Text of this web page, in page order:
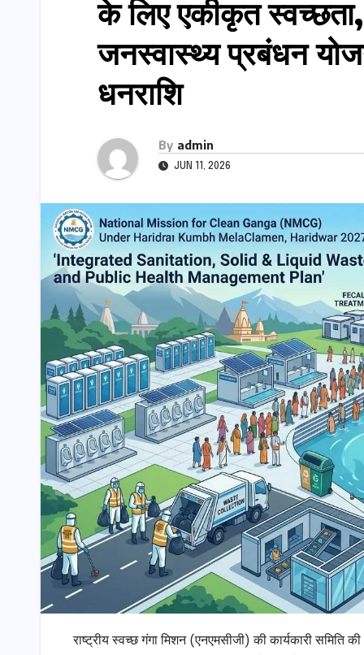
के लिए एकीकृत
जनस्वास्थ्य प्रबंधन
धनराशि
By admin
JUN 11, 2026
राष्ट्रीय स्वच्छ गंगा मिशन (एनएमसीजी) की कार्यकारी